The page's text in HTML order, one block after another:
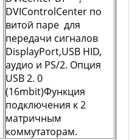
DVIControlCenter по
витой паре для
передачи сигналов
DisplayPort,USB HID,
аудио и PS/2. Опция
USB 2. 0
(16mbit)Функция
подключения к 2
матричным
коммутаторам.